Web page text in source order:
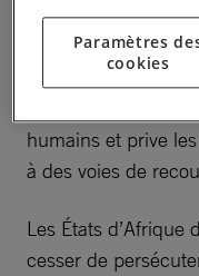
défendent les
remédier à la
continue
humains et prive
à des voies de
Les États d’Afrique
cesser de
Paramètres
cookies